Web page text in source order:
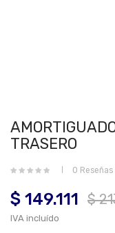
TRASERO
0 Reseñas
$ 149.111 $
IVA incluído